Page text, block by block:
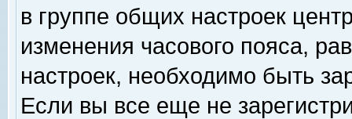
в группе общих настроек
изменения часового пояса,
настроек, необходимо быть
Если вы все еще не